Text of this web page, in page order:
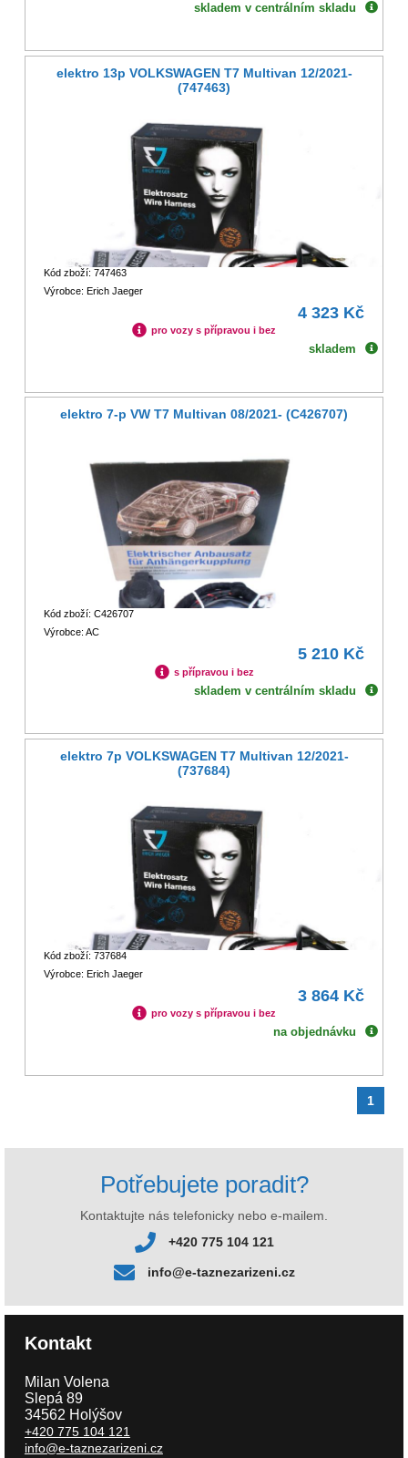
skladem v centrálním skladu
elektro 13p VOLKSWAGEN T7 Multivan 12/2021-
(747463)
Kód zboží: 747463
Výrobce: Erich Jaeger
4 323 Kč
pro vozy s přípravou i bez
skladem
elektro 7-p VW T7 Multivan 08/2021- (C426707)
Kód zboží: C426707
Výrobce: AC
5 210 Kč
s přípravou i bez
skladem v centrálním skladu
elektro 7p VOLKSWAGEN T7 Multivan 12/2021-
(737684)
Kód zboží: 737684
Výrobce: Erich Jaeger
3 864 Kč
pro vozy s přípravou i bez
na objednávku
1
Potřebujete poradit?
Kontaktujte nás telefonicky nebo e-mailem.
+420 775 104 121
info@e-taznezarizeni.cz
Kontakt
Milan Volena
Slepá 89
34562 Holýšov
+420 775 104 121
info@e-taznezarizeni.cz